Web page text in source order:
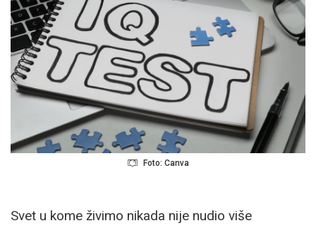
Foto: Canva
Svet u kome živimo nikada nije nudio više